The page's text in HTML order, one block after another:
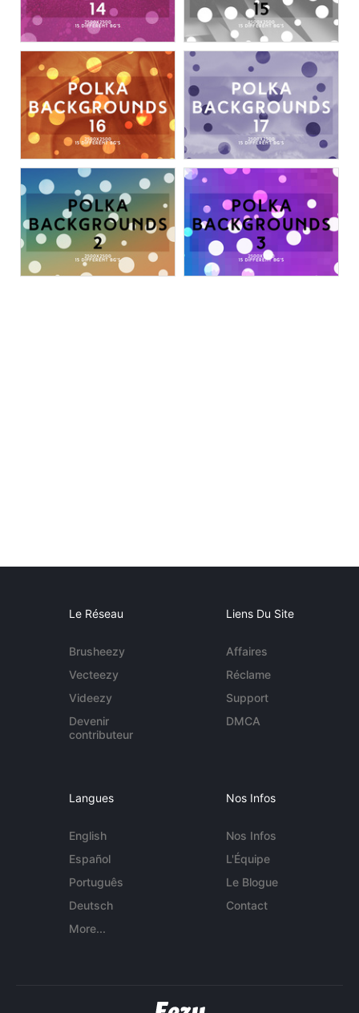
Le Réseau
Brusheezy
Vecteezy
Videezy
Devenir
contributeur
Liens Du Site
Affaires
Réclame
Support
DMCA
Langues
English
Español
Português
Deutsch
More...
Nos Infos
Nos Infos
L'Équipe
Le Blogue
Contact